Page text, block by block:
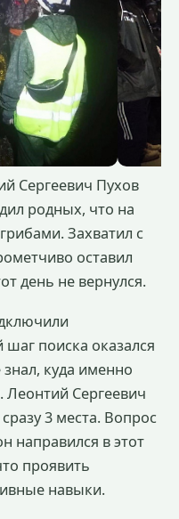
Сергеевич Пухов
родных, что на
Захватил с
оставил
день не вернулся.
поиска оказался
куда именно
Леонтий Сергеевич
3 места. Вопрос
направился в этот
проявить
навыки.